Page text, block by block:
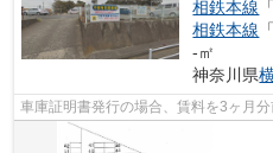
相鉄本線
相鉄本線
-㎡
神奈川県
車庫証明書発行の場合、賃料を3ヶ月分